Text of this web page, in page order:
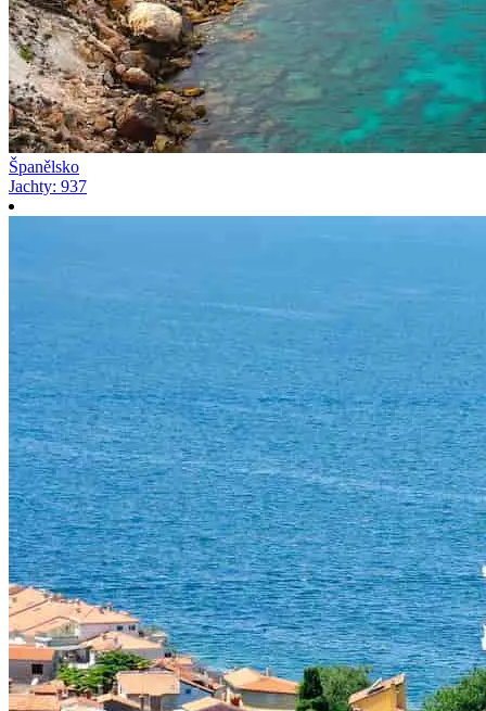
Španělsko
Jachty: 937